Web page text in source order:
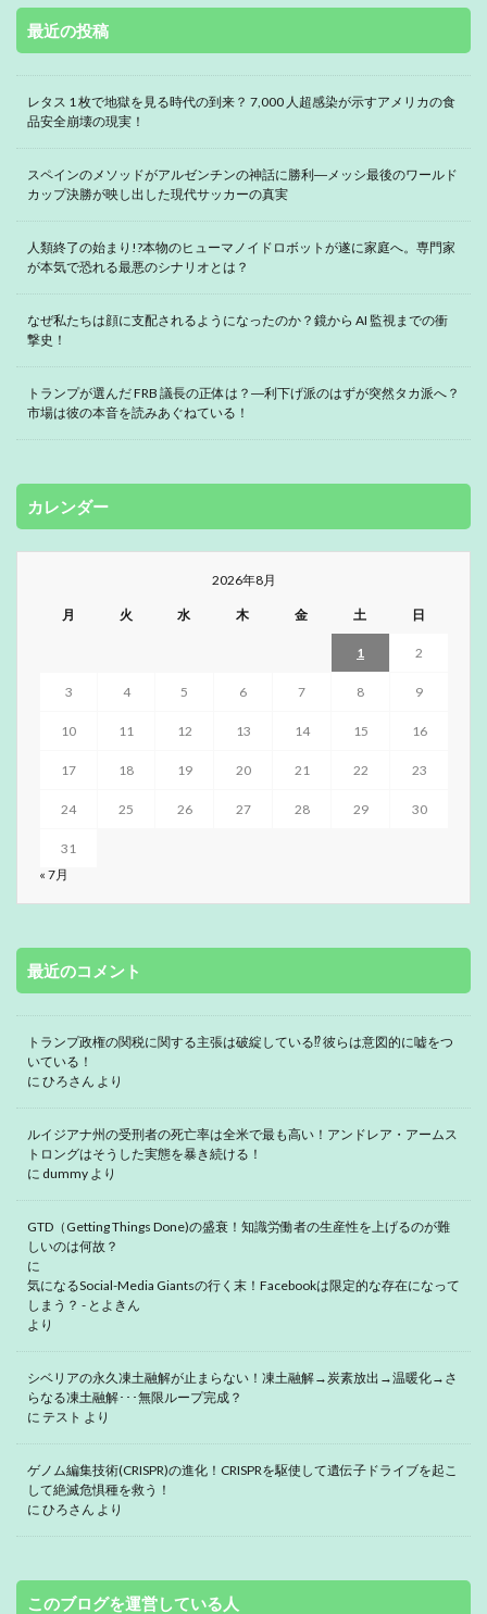
最近の投稿
レタス 1 枚で地獄を見る時代の到来？ 7,000 人超感染が示すアメリカの食
品安全崩壊の現実！
スペインのメソッドがアルゼンチンの神話に勝利―メッシ最後のワールド
カップ決勝が映し出した現代サッカーの真実
人類終了の始まり!?本物のヒューマノイドロボットが遂に家庭へ。専門家
が本気で恐れる最悪のシナリオとは？
なぜ私たちは顔に支配されるようになったのか？鏡から AI 監視までの衝
撃史！
トランプが選んだ FRB 議長の正体は？―利下げ派のはずが突然タカ派へ？
市場は彼の本音を読みあぐねている！
カレンダー
2026年8月
月 火 水 木 金 土 日
1 2
3 4 5 6 7 8 9
10 11 12 13 14 15 16
17 18 19 20 21 22 23
24 25 26 27 28 29 30
31
« 7月
最近のコメント
トランプ政権の関税に関する主張は破綻している⁉ 彼らは意図的に嘘をつ
いている！
に ひろさん より
ルイジアナ州の受刑者の死亡率は全米で最も高い！アンドレア・アームス
トロングはそうした実態を暴き続ける！
に dummy より
GTD（Getting Things Done)の盛衰！知識労働者の生産性を上げるのが難
しいのは何故？
に
気になるSocial-Media Giantsの行く末！Facebookは限定的な存在になって
しまう？ - とよきん
より
シベリアの永久凍土融解が止まらない！凍土融解→炭素放出→温暖化→さ
らなる凍土融解･･･無限ループ完成？
に テスト より
ゲノム編集技術(CRISPR)の進化！CRISPRを駆使して遺伝子ドライブを起こ
して絶滅危惧種を救う！
に ひろさん より
このブログを運営している人